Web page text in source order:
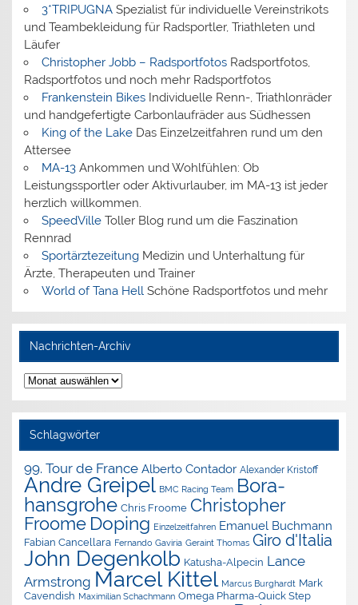
3*TRIPUGNASpezialist für individuelle Vereinstrikots
und Teambekleidung für Radsportler, Triathleten und
Läufer
Christopher Jobb – RadsportfotosRadsportfotos,
Radsportfotos und noch mehr Radsportfotos
Frankenstein BikesIndividuelle Renn-, Triathlonräder
und handgefertigte Carbonlaufräder aus Südhessen
King of the LakeDas Einzelzeitfahren rund um den
Attersee
MA-13Ankommen und Wohlfühlen: Ob
Leistungssportler oder Aktivurlauber, im MA-13 ist jeder
herzlich willkommen.
SpeedVilleToller Blog rund um die Faszination
Rennrad
SportärztezeitungMedizin und Unterhaltung für
Ärzte, Therapeuten und Trainer
World of Tana HellSchöne Radsportfotos und mehr
Nachrichten-Archiv
Nachrichten-
Archiv
Schlagwörter
99. Tour de France Alberto Contador Alexander Kristoff
Andre Greipel BMC Racing Team Bora-
hansgrohe Chris Froome Christopher
Froome Doping Einzelzeitfahren Emanuel Buchmann
Fabian Cancellara Fernando Gaviria Geraint Thomas Giro d'Italia
John Degenkolb Katusha-Alpecin Lance
Armstrong Marcel Kittel Marcus Burghardt Mark
Cavendish Maximilian Schachmann Omega Pharma-Quick Step